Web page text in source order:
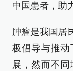
中国患者，助
肿瘤是我国居
极倡导与推动
展，然而不